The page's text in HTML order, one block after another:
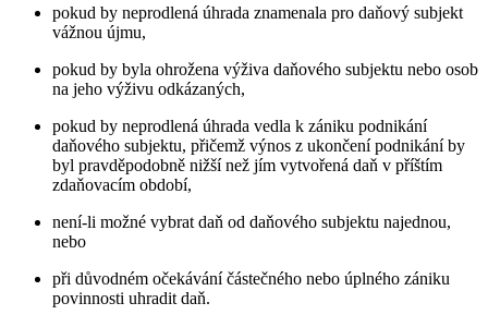
pokud by neprodlená úhrada znamenala pro daňový subjekt
vážnou újmu,
pokud by byla ohrožena výživa daňového subjektu nebo osob
na jeho výživu odkázaných,
pokud by neprodlená úhrada vedla k zániku podnikání
daňového subjektu, přičemž výnos z ukončení podnikání by
byl pravděpodobně nižší než jím vytvořená daň v příštím
zdaňovacím období,
není-li možné vybrat daň od daňového subjektu najednou,
nebo
při důvodném očekávání částečného nebo úplného zániku
povinnosti uhradit daň.